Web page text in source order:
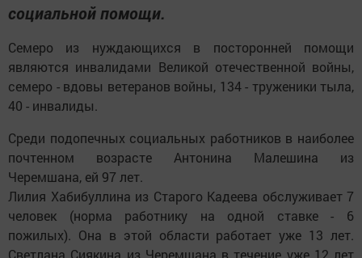
социальной помощи.
Семеро из нуждающихся в посторонней помощи
являются инвалидами Великой отечественной войны,
семеро - вдовы ветеранов войны, 134 - труженики тыла,
40 - инвалиды.
Среди подопечных социальных работников в наиболее
почтенном возрасте Антонина Малешина из
Черемшана, ей 97 лет.
Лилия Хабибуллина из Старого Кадеева обслуживает 7
человек (норма работнику на одной ставке - 6
пожилых). Она в этой области работает уже 13 лет.
Светлана Сиякина из Черемшана в течение уже 12 лет